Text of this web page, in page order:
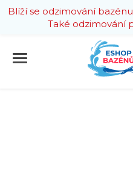
Blíží se odzimování
Také odzimování